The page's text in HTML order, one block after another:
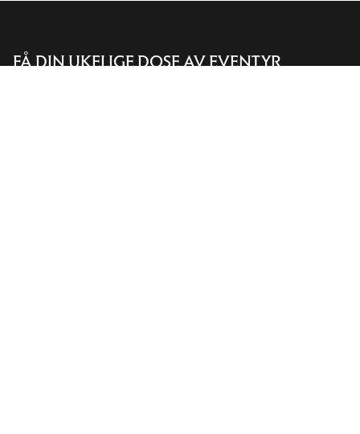
Finn butikk Help
FÅ DIN UKELIGE DOSE AV EVENTYR